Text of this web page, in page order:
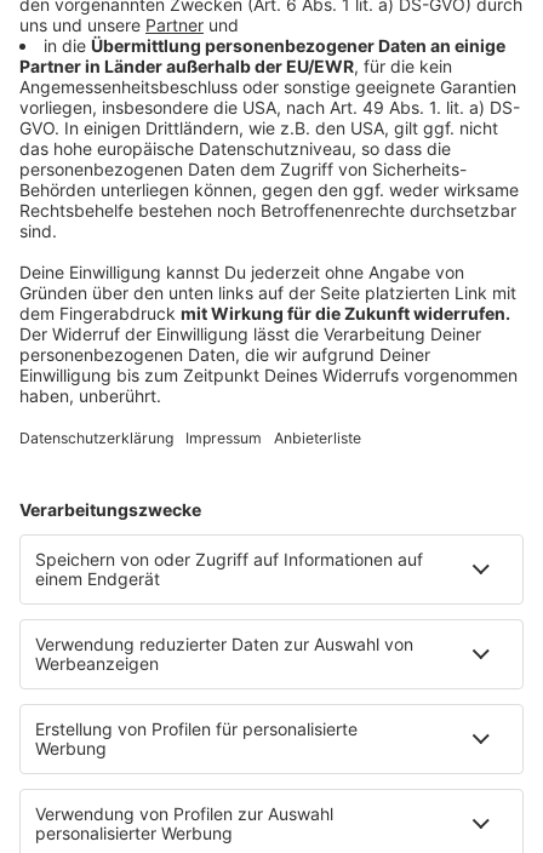
Anzeige
Kamp-Lintfort
Anzeige
Motto der Demo in ist „Kamp-Lintfort bleibt bunt - für
Vielfalt und Demokratie“. Hier soll eine Kundgebung
stattfinden.
Wann?Samstag, 03.02.2024 - 11 Uhr
Anzeige
Wesel
Das Motto der Demo in Wesel ist: "Vesalia Hospitalis -
Wesel gegen Rechts". Hier gibt es eine
Demonstration, es folgt eine Kundgebung.
Wann?Sonntag, 04.02.2024., 11 Uhr